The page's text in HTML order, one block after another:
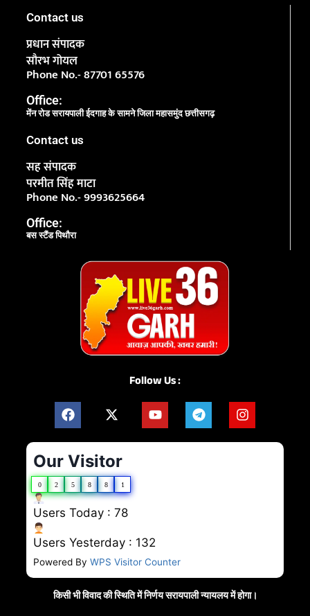
Contact us
प्रधान संपादक
सौरभ गोयल
Phone No.- 87701 65576
Office:
मेंन रोड सरायपाली ईदगाह के सामने जिला महासमुंद छत्तीसगढ़
Contact us
सह संपादक
परमीत सिंह माटा
Phone No.- 9993625664
Office:
बस स्टैंड पिथौरा
Follow Us :
Our Visitor
0 2 5 8 8 1
Users Today : 78
Users Yesterday : 132
Powered By WPS Visitor Counter
किसी भी विवाद की स्थिति में निर्णय सरायपाली न्यायलय में होगा।